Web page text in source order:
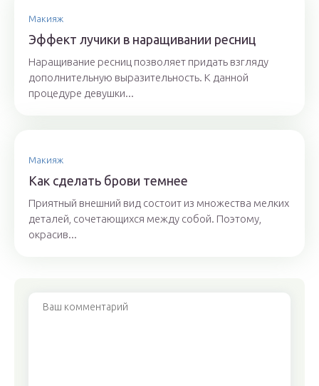
Макияж
Эффект лучики в наращивании ресниц
Наращивание ресниц позволяет придать взгляду
дополнительную выразительность. К данной
процедуре девушки...
Макияж
Как сделать брови темнее
Приятный внешний вид состоит из множества мелких
деталей, сочетающихся между собой. Поэтому,
окрасив...